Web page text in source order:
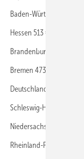
Baden-Württemberg 518 €
Hessen 513 €
Brandenburg 564 €
Bremen 473 €
Deutschland 527 €
Schleswig-Holstein 574 €
Niedersachsen 548 €
Rheinland-Pfalz 564 €